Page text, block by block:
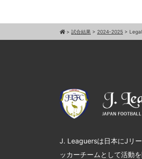
> 試合結果 > 2024-2025 >
J. Leaguersは日本にJリ
ッカーチームとして活動